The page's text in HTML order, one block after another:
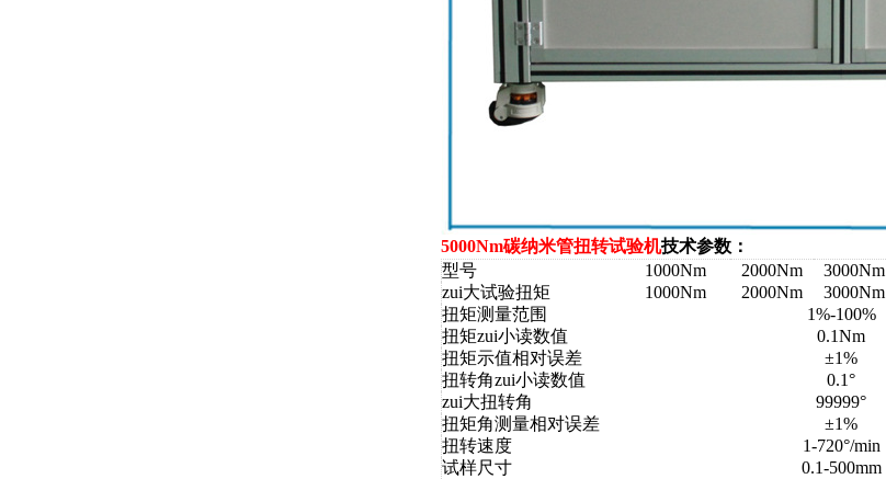
5000Nm碳纳米管扭转试验机技术参数：
型号
1000Nm 2000Nm 3000Nm
zui大试验扭矩
1000Nm 2000Nm 3000Nm
扭矩测量范围
1%-100%
扭矩zui小读数值
0.1Nm
扭矩示值相对误差
±1%
扭转角zui小读数值
0.1°
zui大扭转角
99999°
扭矩角测量相对误差
±1%
扭转速度
1-720°/min
试样尺寸
0.1-500mm